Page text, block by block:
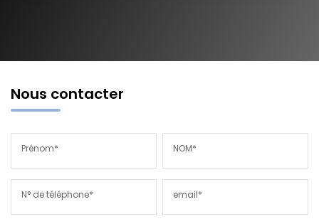
Nous contacter
Prénom* NOM*
N° de téléphone* email*